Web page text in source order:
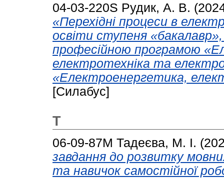
04-03-220S Рудик, А. В.
«Перехідні процеси в
освіти ступеня
професійною програмою
електротехніка та
«Електроенергетика,
[Силабус]
Т
06-09-87М Тадеєва, М. І.
завдання до розвитку
та навичок самостійної